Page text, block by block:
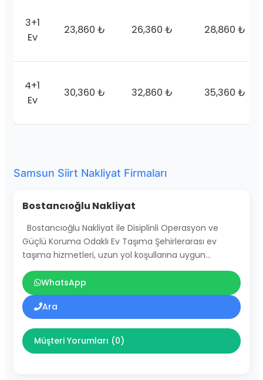
3+1
Ev
23,860 ₺ 26,360 ₺ 28,860 ₺
4+1
Ev
30,360 ₺ 32,860 ₺ 35,360 ₺
Samsun Siirt Nakliyat Firmaları
Bostancıoğlu Nakliyat
Bostancıoğlu Nakliyat ile Disiplinli Operasyon ve
Güçlü Koruma Odaklı Ev Taşıma Şehirlerarası ev
taşıma hizmetleri, uzun yol koşullarına uygun…
WhatsApp
Ara
Müşteri Yorumları (0)